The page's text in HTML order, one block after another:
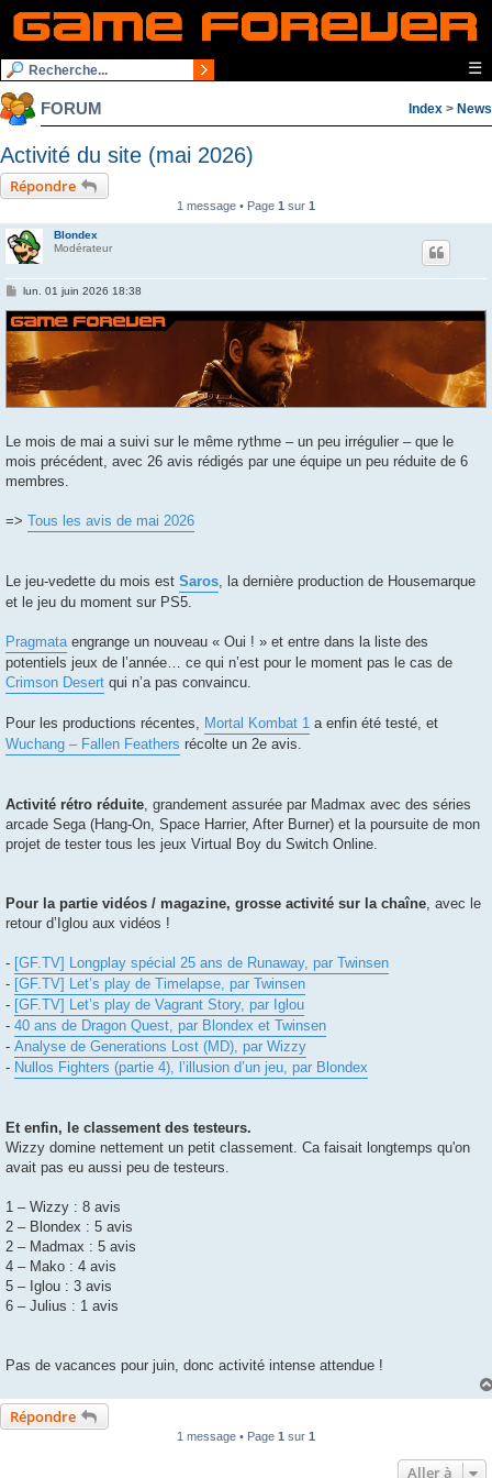
☰
FORUM Index > News
Activité du site (mai 2026)
Répondre
1 message • Page 1 sur 1
Blondex
Modérateur
M
s
s
a
g
e
lun. 01 juin 2026 18:38
Le mois de mai a suivi sur le même rythme – un peu irrégulier – que le
mois précédent, avec 26 avis rédigés par une équipe un peu réduite de 6
membres.
=> Tous les avis de mai 2026
Le jeu-vedette du mois est Saros , la dernière production de Housemarque
et le jeu du moment sur PS5.
Pragmata engrange un nouveau « Oui ! » et entre dans la liste des
potentiels jeux de l’année… ce qui n’est pour le moment pas le cas de
Crimson Desert qui n’a pas convaincu.
Pour les productions récentes, Mortal Kombat 1 a enfin été testé, et
Wuchang – Fallen Feathers récolte un 2e avis.
Activité rétro réduite , grandement assurée par Madmax avec des séries
arcade Sega (Hang-On, Space Harrier, After Burner) et la poursuite de mon
projet de tester tous les jeux Virtual Boy du Switch Online.
Pour la partie vidéos / magazine, grosse activité sur la chaîne , avec le
retour d’Iglou aux vidéos !
- [GF.TV] Longplay spécial 25 ans de Runaway, par Twinsen
- [GF.TV] Let’s play de Timelapse, par Twinsen
- [GF.TV] Let’s play de Vagrant Story, par Iglou
- 40 ans de Dragon Quest, par Blondex et Twinsen
- Analyse de Generations Lost (MD), par Wizzy
- Nullos Fighters (partie 4), l’illusion d’un jeu, par Blondex
Et enfin, le classement des testeurs.
Wizzy domine nettement un petit classement. Ca faisait longtemps qu'on
avait pas eu aussi peu de testeurs.
1 – Wizzy : 8 avis
2 – Blondex : 5 avis
2 – Madmax : 5 avis
4 – Mako : 4 avis
5 – Iglou : 3 avis
6 – Julius : 1 avis
Pas de vacances pour juin, donc activité intense attendue !
Répondre
1 message • Page 1 sur 1
Aller à